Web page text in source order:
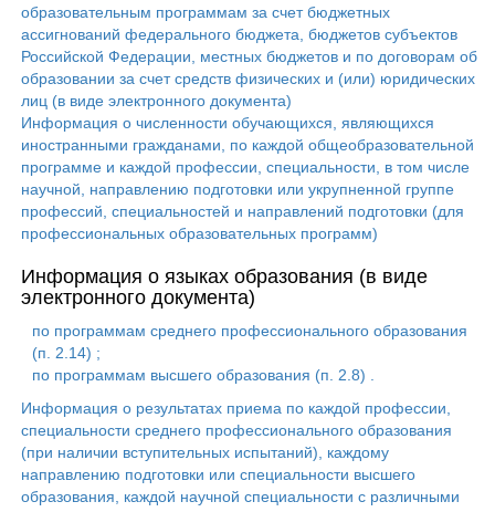
образовательным программам за счет бюджетных
ассигнований федерального бюджета, бюджетов субъектов
Российской Федерации, местных бюджетов и по договорам об
образовании за счет средств физических и (или) юридических
лиц (в виде электронного документа)
Информация о численности обучающихся, являющихся
иностранными гражданами, по каждой общеобразовательной
программе и каждой профессии, специальности, в том числе
научной, направлению подготовки или укрупненной группе
профессий, специальностей и направлений подготовки (для
профессиональных образовательных программ)
Информация о языках образования (в виде
электронного документа)
по программам среднего профессионального образования
(п. 2.14) ;
по программам высшего образования (п. 2.8) .
Информация о результатах приема по каждой профессии,
специальности среднего профессионального образования
(при наличии вступительных испытаний), каждому
направлению подготовки или специальности высшего
образования, каждой научной специальности с различными